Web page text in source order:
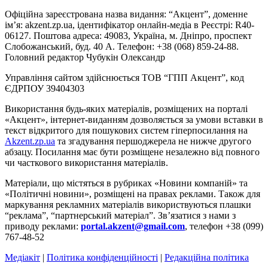
Офіційна зареєстрована назва видання: “Акцент”, доменне
ім’я: akzent.zp.ua, ідентифікатор онлайн-медіа в Реєстрі: R40-
06127. Поштова адреса: 49083, Україна, м. Дніпро, проспект
Слобожанський, буд. 40 А. Телефон: +38 (068) 859-24-88.
Головний редактор Чубукін Олександр
Управління сайтом здійснюється ТОВ “ГПП Акцент”, код
ЄДРПОУ 39404303
Використання будь-яких матеріалів, розміщених на порталі
«Акцент», інтернет-виданням дозволяється за умови вставки в
текст відкритого для пошукових систем гіперпосилання на
Akzent.zp.ua та згадування першоджерела не нижче другого
абзацу. Посилання має бути розміщене незалежно від повного
чи часткового використання матеріалів.
Матеріали, що містяться в рубриках «Новини компаній» та
«Політичні новини», розміщені на правах реклами. Також для
маркування рекламних матеріалів використвуються плашки
“реклама”, “партнерський матеріал”. Зв’язатися з нами з
приводу реклами: portal.akzent@gmail.com, телефон +38 (099)
767-48-52
Медіакіт | Політика конфіденційності | Редакційна політика